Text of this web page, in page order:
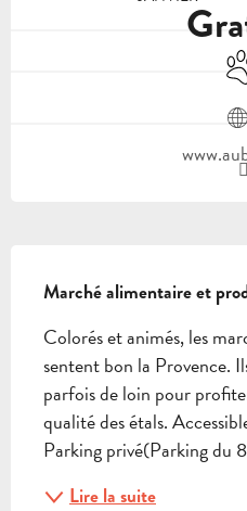
Marché alimentaire et
Colorés et animés, les
sentent bon la Provence.
parfois de loin pour
qualité des étals.
Parking privé(Parking du
Lire la suite